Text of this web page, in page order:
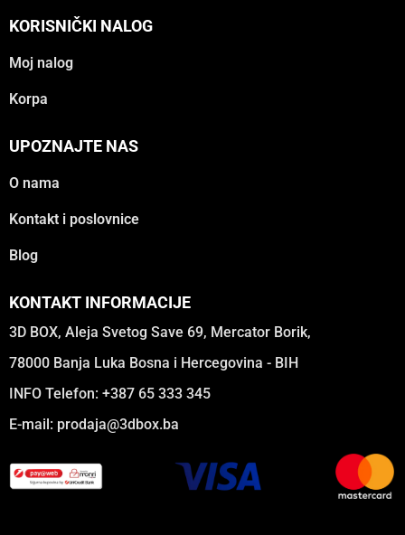
KORISNIČKI NALOG
Moj nalog
Korpa
UPOZNAJTE NAS
O nama
Kontakt i poslovnice
Blog
KONTAKT INFORMACIJE
3D BOX, Aleja Svetog Save 69, Mercator Borik,
78000 Banja Luka Bosna i Hercegovina - BIH
INFO Telefon: +387 65 333 345
E-mail: prodaja@3dbox.ba